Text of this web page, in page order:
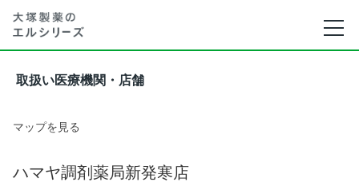
取扱い医療機関・店舗
マップを見る
ハマヤ調剤薬局新発寒店